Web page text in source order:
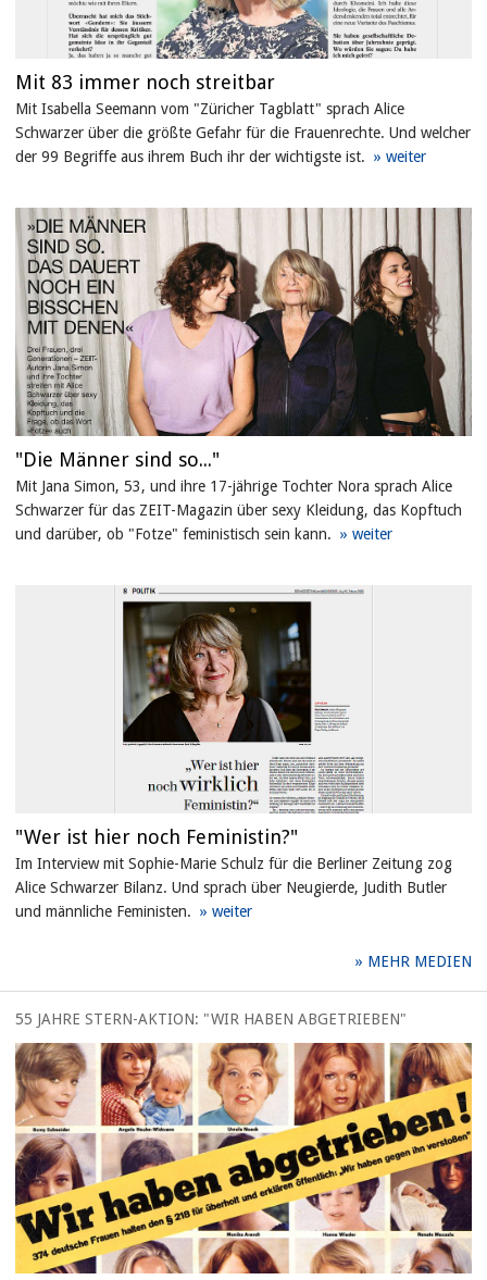
Mit 83 immer noch streitbar
Mit Isabella Seemann vom "Züricher Tagblatt" sprach Alice
Schwarzer über die größte Gefahr für die Frauenrechte. Und welcher
der 99 Begriffe aus ihrem Buch ihr der wichtigste ist.
"Die Männer sind so..."
Mit Jana Simon, 53, und ihre 17-jährige Tochter Nora sprach Alice
Schwarzer für das ZEIT-Magazin über sexy Kleidung, das Kopftuch
und darüber, ob "Fotze" feministisch sein kann.
"Wer ist hier noch Feministin?"
Im Interview mit Sophie-Marie Schulz für die Berliner Zeitung zog
Alice Schwarzer Bilanz. Und sprach über Neugierde, Judith Butler
und männliche Feministen.
MEHR MEDIEN
55 JAHRE STERN-AKTION: "WIR HABEN ABGETRIEBEN"